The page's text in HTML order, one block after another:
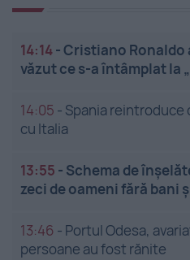
14:14-Cristiano Ronaldo
văzut ce s-a întâmplat la
14:05 - Spania
cu Italia
13:55 - Schema de
zeci de oameni fără bani
13:46 - Portul Odesa,
persoane au fost rănite